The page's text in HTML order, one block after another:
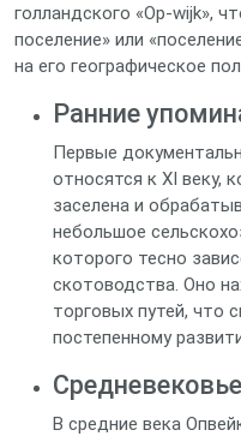
голландского «Op-wijk»,
поселение» или
на его географическое
Ранние
Первые
относятся к XI веку,
заселена и
небольшое
которого тесно
скотоводства. Оно
торговых путей, что
постепенному
В средние века